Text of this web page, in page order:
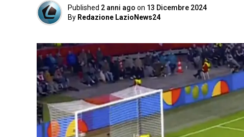
Published 2 anni ago on 13 Dicembre 2024
By Redazione LazioNews24